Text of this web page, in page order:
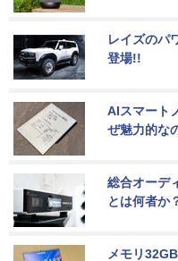
レイズのパ
登場!!
AIスマート
ぜ魅力的な
総合オーデ
とは何者か
メモリ